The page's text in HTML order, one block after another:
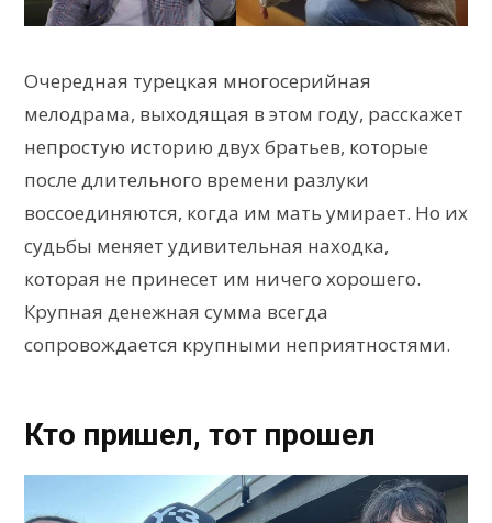
Очередная турецкая многосерийная
мелодрама, выходящая в этом году, расскажет
непростую историю двух братьев, которые
после длительного времени разлуки
воссоединяются, когда им мать умирает. Но их
судьбы меняет удивительная находка,
которая не принесет им ничего хорошего.
Крупная денежная сумма всегда
сопровождается крупными неприятностями.
Кто пришел, тот прошел